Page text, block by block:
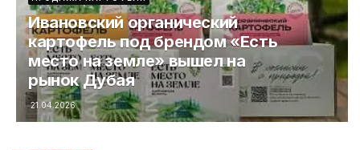
Ивановский органический
картофель под брендом «Есть
место на земле» вышел на
рынок Дубая
21.04.2026